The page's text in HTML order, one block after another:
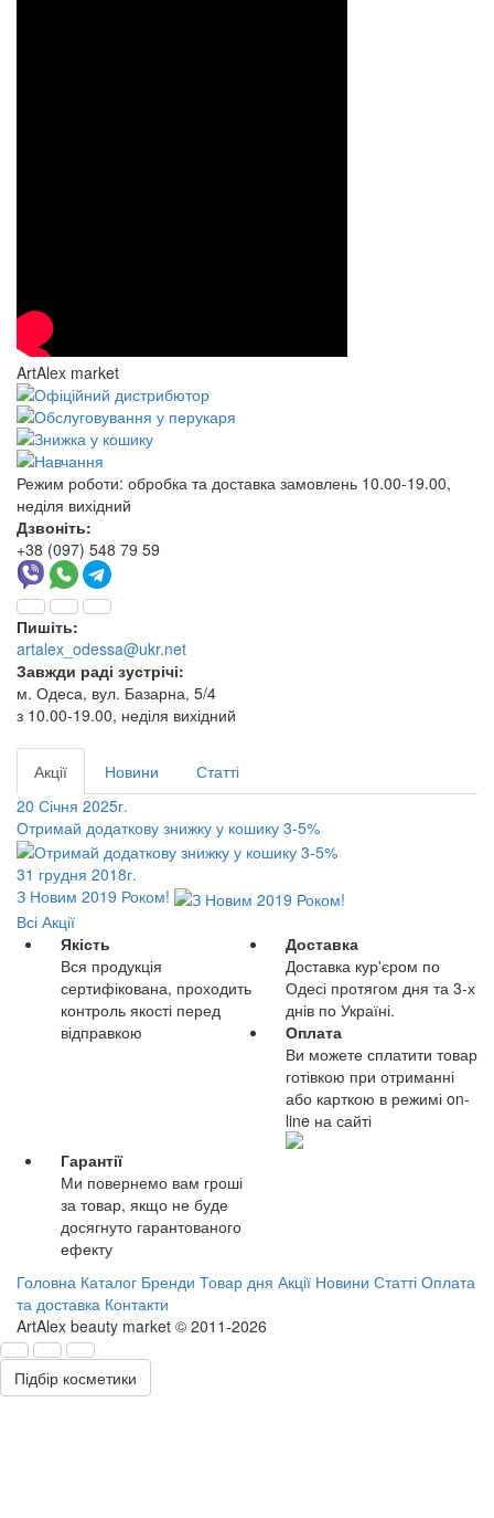
ArtAlex market
Режим роботи: обробка та доставка замовлень 10.00-19.00,
неділя вихідний
Дзвоніть:
+38 (097) 548 79 59
Пишіть:
artalex_odessa@ukr.net
Завжди раді зустрічі:
м. Одеса, вул. Базарна, 5/4
з 10.00-19.00, неділя вихідний
Акції Новини
Статті
20 Січня 2025г.
Отримай додаткову знижку у кошику 3-5%
31 грудня 2018г.
З Новим 2019 Роком!
Всі Акції
Якість
Вся продукція
сертифікована, проходить
контроль якості перед
відправкою
Доставка
Доставка кур'єром по
Одесі протягом дня та 3-х
днів по Україні.
Оплата
Ви можете сплатити товар
готівкою при отриманні
або карткою в режимі on-
line на сайті
Гарантії
Ми повернемо вам гроші
за товар, якщо не буде
досягнуто гарантованого
ефекту
Головна Каталог Бренди Товар дня Акції Новини Статті Оплата
та доставка Контакти
ArtAlex beauty market © 2011-2026
Підбір косметики